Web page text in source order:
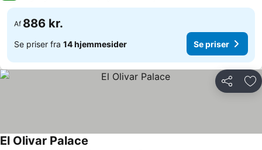
Af 886 kr.
Se priser fra 14 hjemmesider Se priser
Del
El Olivar Palace